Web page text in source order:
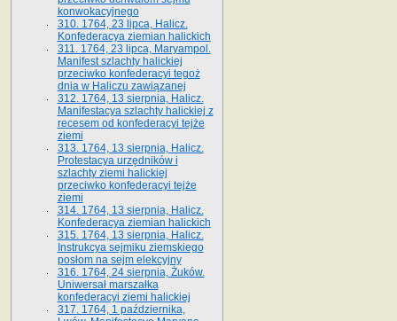
konwokacyjnego
310. 1764, 23 lipca, Halicz.
Konfederacya ziemian halickich
311. 1764, 23 lipca, Maryampol.
Manifest szlachty halickiej
przeciwko konfederacyi tegoż
dnia w Haliczu zawiązanej
312. 1764, 13 sierpnia, Halicz.
Manifestacya szlachty halickiej z
recesem od konfederacyi tejże
ziemi
313. 1764, 13 sierpnia, Halicz.
Protestacya urzędników i
szlachty ziemi halickiej
przeciwko konfederacyi tejże
ziemi
314. 1764, 13 sierpnia, Halicz.
Konfederacya ziemian halickich
315. 1764, 13 sierpnia, Halicz.
Instrukcya sejmiku ziemskiego
posłom na sejm elekcyjny
316. 1764, 24 sierpnia, Żuków.
Uniwersał marszałka
konfederacyi ziemi halickiej
317. 1764, 1 października,